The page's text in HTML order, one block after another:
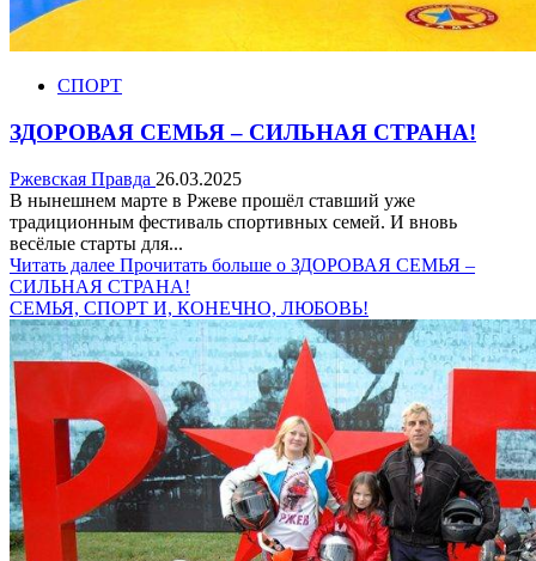
СПОРТ
ЗДОРОВАЯ СЕМЬЯ – СИЛЬНАЯ СТРАНА!
Ржевская Правда 26.03.2025
В нынешнем марте в Ржеве прошёл ставший уже
традиционным фестиваль спортивных семей. И вновь
весёлые старты для...
Читать далее Прочитать больше о ЗДОРОВАЯ СЕМЬЯ –
СИЛЬНАЯ СТРАНА!
СЕМЬЯ, СПОРТ И, КОНЕЧНО, ЛЮБОВЬ!